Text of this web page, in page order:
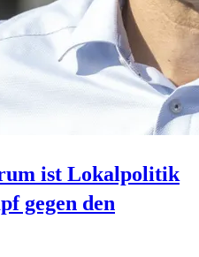
ist Lokalpolitik
gegen den